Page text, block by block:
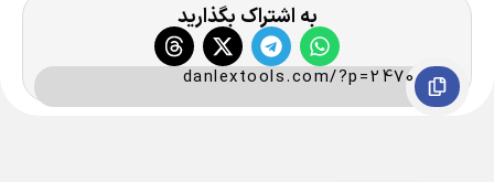
به اشتراک بگذارید
danlextools.com/?p=2470